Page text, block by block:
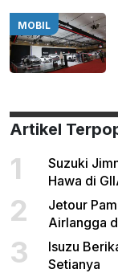
MOBIL
Artikel
1
Suzuki
Hawa di
2
Jetour
Airlangga
3
Isuzu
Setianya